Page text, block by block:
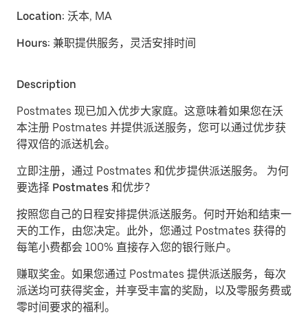
Location: 沃本, MA
Hours: 兼职提供服务，灵活安排时间
Description
Postmates 现已加入优步大家庭。这意味着如果您在沃
本注册 Postmates 并提供派送服务，您可以通过优步获
得双倍的派送机会。
立即注册，通过 Postmates 和优步提供派送服务。 为何
要选择 Postmates 和优步？
按照您自己的日程安排提供派送服务。 何时开始和结束一
天的工作，由您决定。此外，您通过 Postmates 获得的
每笔小费都会 100% 直接存入您的银行账户。
赚取奖金。 如果您通过 Postmates 提供派送服务，每次
派送均可获得奖金，并享受丰富的奖励，以及零服务费或
零时间要求的福利。